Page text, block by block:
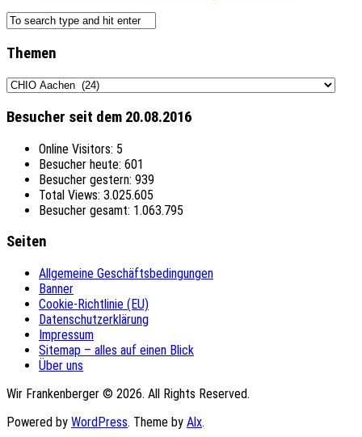
Themen
Themen
Besucher seit dem 20.08.2016
Online Visitors: 5
Besucher heute: 601
Besucher gestern: 939
Total Views: 3.025.605
Besucher gesamt: 1.063.795
Seiten
Allgemeine Geschäftsbedingungen
Banner
Cookie-Richtlinie (EU)
Datenschutzerklärung
Impressum
Sitemap – alles auf einen Blick
Über uns
Wir Frankenberger © 2026. All Rights Reserved.
Powered by WordPress. Theme by Alx.